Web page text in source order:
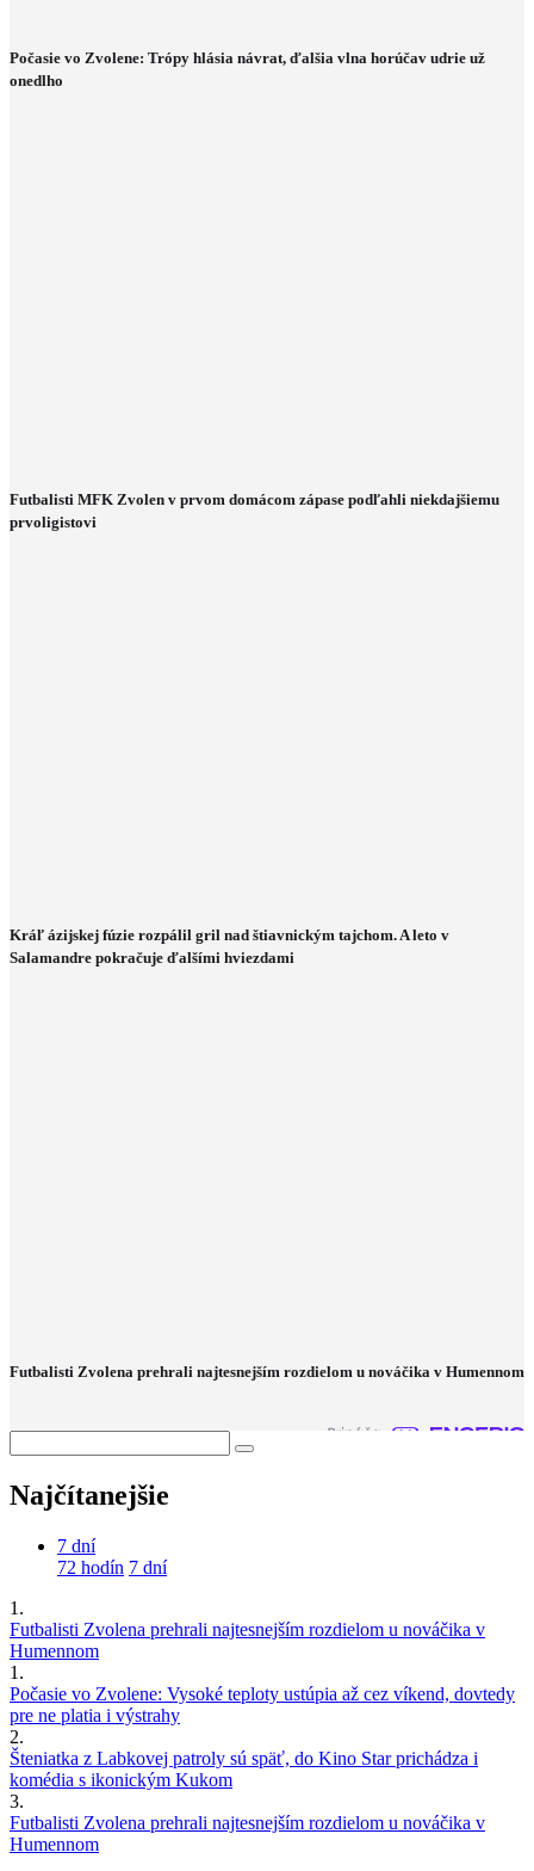
Počasie vo Zvolene: Trópy hlásia návrat, ďalšia vlna horúčav udrie už
onedlho
Futbalisti MFK Zvolen v prvom domácom zápase podľahli niekdajšiemu
prvoligistovi
Kráľ ázijskej fúzie rozpálil gril nad štiavnickým tajchom. A leto v
Salamandre pokračuje ďalšími hviezdami
Futbalisti Zvolena prehrali najtesnejším rozdielom u nováčika v Humennom
Najčítanejšie
7 dní
72 hodín 7 dní
1.
Futbalisti Zvolena prehrali najtesnejším rozdielom u nováčika v
Humennom
1.
Počasie vo Zvolene: Vysoké teploty ustúpia až cez víkend, dovtedy
pre ne platia i výstrahy
2.
Šteniatka z Labkovej patroly sú späť, do Kino Star prichádza i
komédia s ikonickým Kukom
3.
Futbalisti Zvolena prehrali najtesnejším rozdielom u nováčika v
Humennom